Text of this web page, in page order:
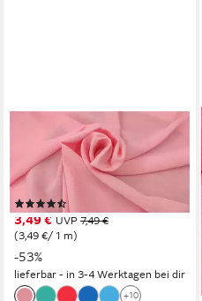
JIREX TRADING COMPANY
Stoff Chiffon Meterware
150cm .br Dekoration
Bekleidung Abendmode
3,49 € UVP 7,49 €
(3,49 €/ 1 m)
-53%
lieferbar - in 3-4 Werktagen bei dir
+10